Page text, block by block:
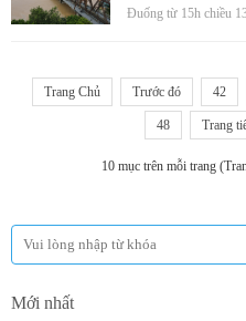
Đuống từ 15h chiều
Trang Chủ Trước đó 42
48 Trang
10 mục trên mỗi trang
Mới nhất